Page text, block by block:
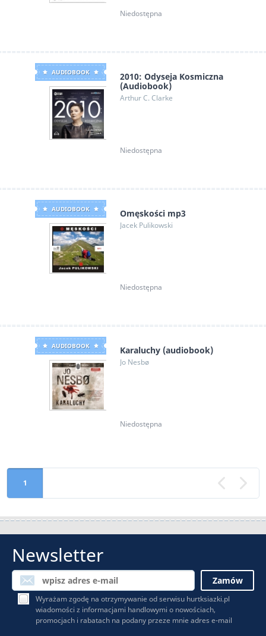
Niedostępna
AUDIOBOOK
2010: Odyseja Kosmiczna
(Audiobook)
Arthur C. Clarke
Niedostępna
AUDIOBOOK Omęskości mp3
Jacek Pulikowski
Niedostępna
AUDIOBOOK Karaluchy (audiobook)
Jo Nesbø
Niedostępna
1
Newsletter
Wyrażam zgodę na otrzymywanie od serwisu hurtksiazki.pl
wiadomości z informacjami handlowymi o nowościach,
promocjach i rabatach na podany przeze mnie adres e-mail